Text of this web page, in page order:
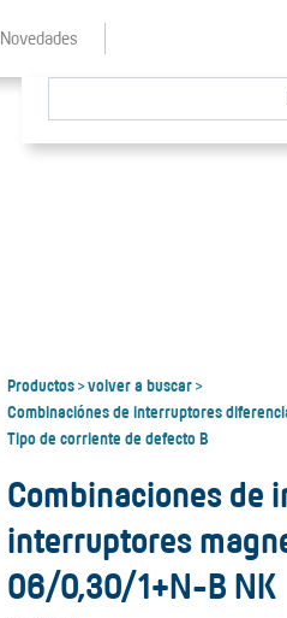
Novedades
Productos>volver a buscar>
Combinaciónes de interruptores
Tipo de corriente de defecto B
Combinaciones de
interruptores
06/0,30/1+N-B NK